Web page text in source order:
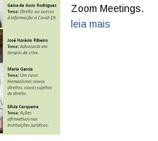
Zoom Meetings.
leia mais